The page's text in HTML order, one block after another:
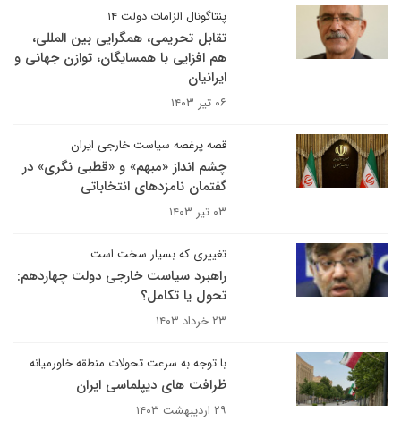
پنتاگونال الزامات دولت ۱۴
تقابل تحریمی، همگرایی بین المللی،
هم افزایی با همسایگان، توازن جهانی و
ایرانیان
۰۶ تیر ۱۴۰۳
قصه پرغصه سیاست خارجی ایران
چشم انداز «مبهم» و «قطبی نگری» در
گفتمان نامزدهای انتخاباتی
۰۳ تیر ۱۴۰۳
تغییری که بسیار سخت است
راهبرد سیاست خارجی دولت چهاردهم:
تحول یا تکامل؟
۲۳ خرداد ۱۴۰۳
با توجه به سرعت تحولات منطقه خاورمیانه
ظرافت های دیپلماسی ایران
۲۹ اردیبهشت ۱۴۰۳